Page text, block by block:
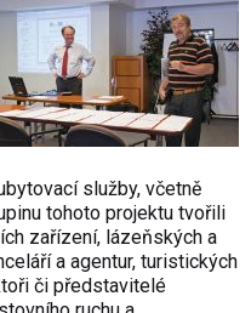
služby, včetně
tohoto projektu tvořili
zařízení, lázeňských a
a agentur, turistických
či představitelé